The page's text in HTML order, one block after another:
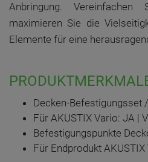
Anbringung.
maximieren Sie die
Elemente für eine
Decken-Befestigungsset
Für AKUSTIX Vario: JA |
Befestigungspunkte
Für Endprodukt